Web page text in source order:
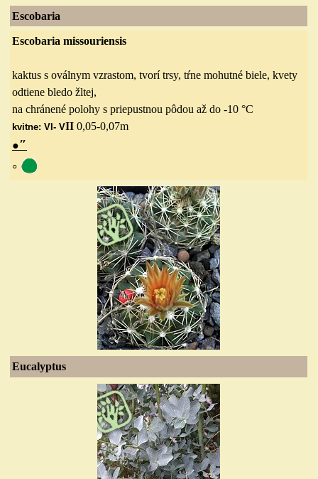
Escobaria
Escobaria missouriensis
kaktus s oválnym vzrastom, tvorí trsy, tŕne mohutné biele, kvety
odtiene bledo žltej,
na chránené polohy s priepustnou pôdou až do -10 °C
kvitne: VI- VII 0,05-0,07m
●″
◦
Eucalyptus